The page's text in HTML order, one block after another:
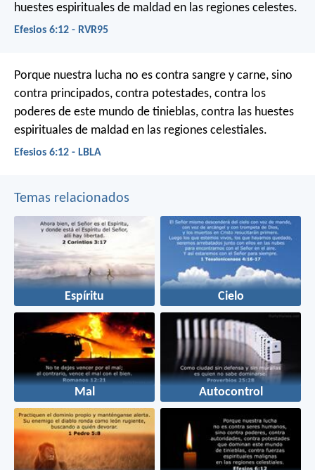
huestes espirituales de maldad en las regiones celestes.
Efesios 6:12 - RVR95
Porque nuestra lucha no es contra sangre y carne, sino
contra principados, contra potestades, contra los
poderes de este mundo de tinieblas, contra las huestes
espirituales de maldad en las regiones celestiales.
Efesios 6:12 - LBLA
Temas relacionados
Espíritu Cielo
Mal Autocontrol